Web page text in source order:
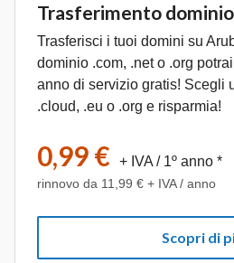
Trasferimento dominio
Trasferisci i tuoi domini su
dominio .com, .net o .org
anno di servizio gratis! Scegli
.cloud, .eu o .org e risparmia!
0,99 € + IVA / 1º anno *
rinnovo da 11,99 € + IVA / anno
Scopri di